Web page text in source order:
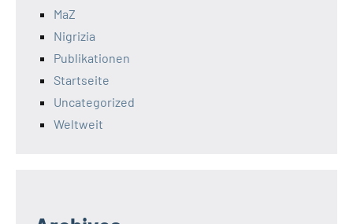
MaZ
Nigrizia
Publikationen
Startseite
Uncategorized
Weltweit